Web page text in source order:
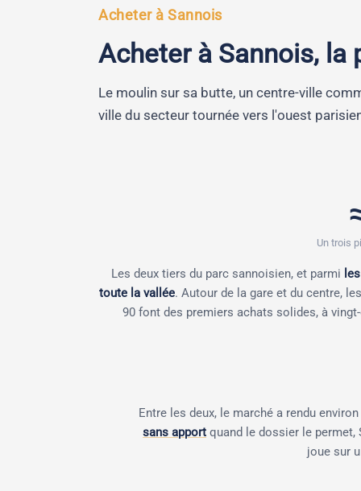
Acheter à Sannois
Acheter à Sannois, la
Le moulin sur sa butte, un centre-ville
ville du secteur tournée vers l'ouest
Un trois
Les deux tiers du parc sannoisien, et parmi
toute la vallée. Autour de la gare et du centre,
90 font des premiers achats solides, à
Entre les deux, le marché a rendu
sans apport quand le dossier le
joue sur